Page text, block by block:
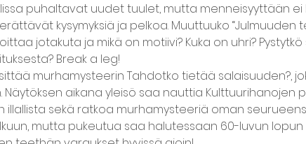
puhaltavat uudet tuulet, mutta menneisyyttään ei
kysymyksiä ja pelkoa. Muuttuuko “Julmuuden
jotakuta ja mikä on motiivi? Kuka on uhri?
Break a leg!
murhamysteerin Tahdotko tietää salaisuuden?,
Näytöksen aikana yleisö saa nauttia Kulttuurihanojen
sekä ratkoa murhamysteeriä oman
mutta pukeutua saa halutessaan 60-luvun lopun